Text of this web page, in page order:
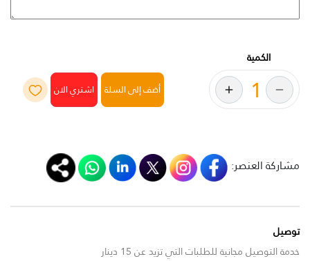
الكمية
أضف إلى السلة
مشاركة العنصر:
توصيل
خدمة التوصيل مجانية للطلبات التي تزيد عن 15 دينار